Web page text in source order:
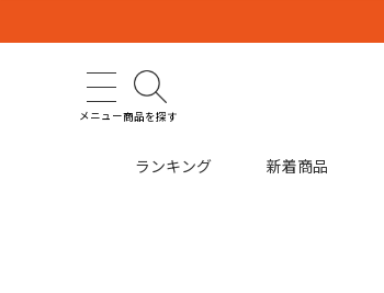
メニュー商品を探す
ランキング 新着商品